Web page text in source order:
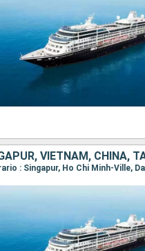
VIETNAM, CHINA,
: Singapur, Ho Chi Minh-Ville,